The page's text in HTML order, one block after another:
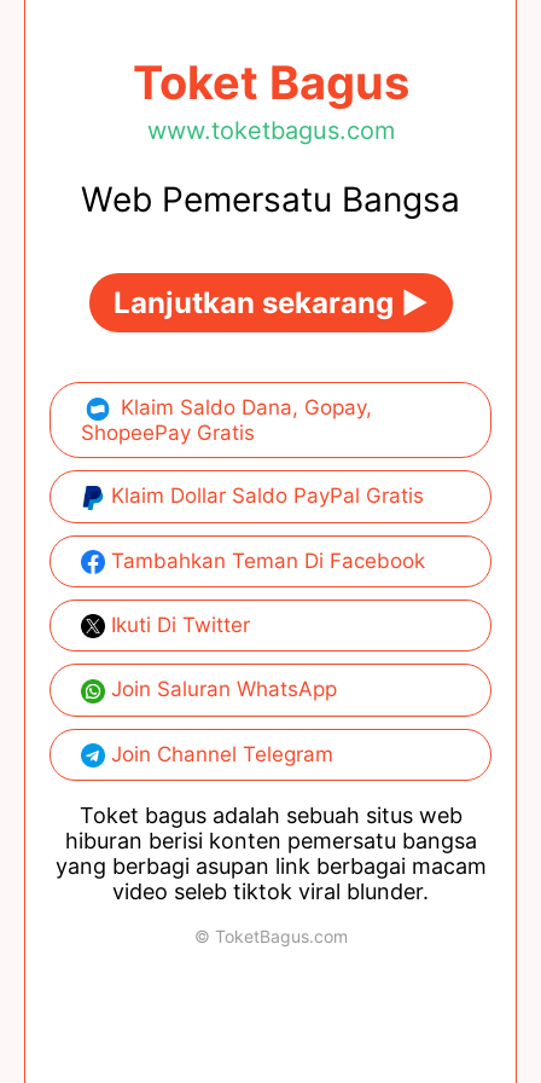
Toket Bagus
www.toketbagus.com
Web Pemersatu Bangsa
Lanjutkan sekarang ►
Klaim Saldo Dana, Gopay,
ShopeePay Gratis
Klaim Dollar Saldo PayPal Gratis
Tambahkan Teman Di Facebook
Ikuti Di Twitter
Join Saluran WhatsApp
Join Channel Telegram
Toket bagus adalah sebuah situs web
hiburan berisi konten pemersatu bangsa
yang berbagi asupan link berbagai macam
video seleb tiktok viral blunder.
© ToketBagus.com